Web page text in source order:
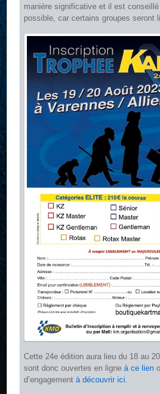
manière significative et il est conseillé
possible, car certains groupes seront
Cette 24e édition aura lieu du 18 au
sont donc ouvertes en ligneà ce lien
d’engagementà découvrir ici.